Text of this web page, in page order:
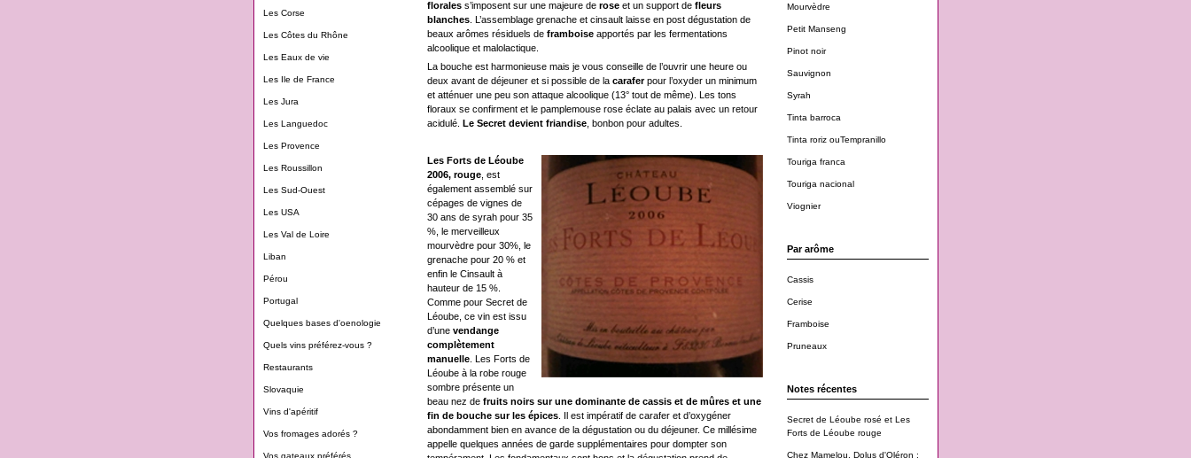
Les Corse
Les Côtes du Rhône
Les Eaux de vie
Les Ile de France
Les Jura
Les Languedoc
Les Provence
Les Roussillon
Les Sud-Ouest
Les USA
Les Val de Loire
Liban
Pérou
Portugal
Quelques bases d'oenologie
Quels vins préférez-vous ?
Restaurants
Slovaquie
Vins d'apéritif
Vos fromages adorés ?
Mourvèdre
Petit Manseng
Pinot noir
Sauvignon
Syrah
Tinta barroca
Tinta roriz ouTempranillo
Touriga franca
Touriga nacional
Viognier
Par arôme
Cassis
Cerise
Framboise
Pruneaux
Notes récentes
Secret de Léoube rosé et Les
Forts de Léoube rouge
Chez Mamelou, Dolus d'Oléron :
floraless’imposent sur une majeure de roseet un support de fleurs
blanches. L’assemblage grenache et cinsault laisse en post dégustation de
beaux arômes résiduels de framboiseapportés par les fermentations
alcoolique et malolactique.
La bouche est harmonieuse mais je vous conseille de l’ouvrir une heure ou
deux avant de déjeuner et si possible de la caraferpour l’oxyder un minimum
et atténuer une peu son attaque alcoolique (13° tout de même). Les tons
floraux se confirment et le pamplemouse rose éclate au palais avec un retour
acidulé. Le Secret devient friandise, bonbon pour adultes.
Les Forts de Léoube
2006, rouge, est
également assemblé sur
cépages de vignes de
30 ans de syrah pour 35
%, le merveilleux
mourvèdre pour 30%, le
grenache pour 20 % et
enfin le Cinsault à
hauteur de 15 %.
Comme pour Secret de
Léoube, ce vin est issu
d’une vendange
complètement
manuelle. Les Forts de
Léoube à la robe rouge
sombre présente un
beau nez de fruits noirs sur une dominante de cassis et de mûres et une
fin de bouche sur les épices. Il est impératif de carafer et d’oxygéner
abondamment bien en avance de la dégustation ou du déjeuner. Ce millésime
appelle quelques années de garde supplémentaires pour dompter son